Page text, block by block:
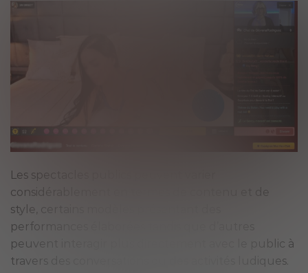
Les spectacles publics peuvent varier
considérablement en termes de contenu et de
style, certains modèles présentant des
performances élaborées tandis que d’autres
peuvent interagir plus directement avec le public à
travers des conversations ou des activités ludiques.